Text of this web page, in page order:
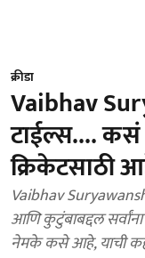
क्रीडा
Vaibhav
टाईल्स....
क्रिकेटसाठी
Vaibhav
आणि कुटुंबाबद्दल
नेमके कसे आहे, याची